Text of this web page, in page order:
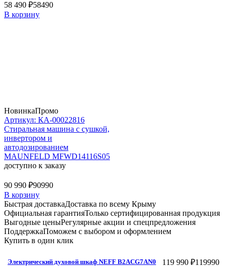
58 490 ₽58490
В корзину
НовинкаПромо
Артикул: КА-00022816
Стиральная машина c сушкой,
инвертором и
автодозированием
MAUNFELD MFWD14116S05
доступно к заказу
90 990 ₽90990
В корзину
Быстрая доставкаДоставка по всему Крыму
Официальная гарантияТолько сертифицированная продукция
Выгодные ценыРегулярные акции и спецпредложения
ПоддержкаПоможем с выбором и оформлением
Купить в один клик
Электрический духовой шкаф NEFF B2ACG7AN0 119 990 ₽119990